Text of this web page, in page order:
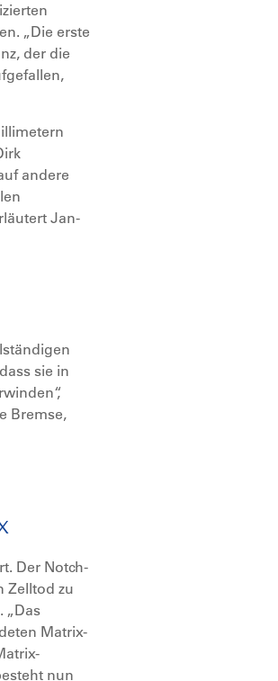
„Die erste
der die
andere
Jan-
sie in
Bremse,
Der Notch-
Zelltod zu
„Das
Matrix-
nun